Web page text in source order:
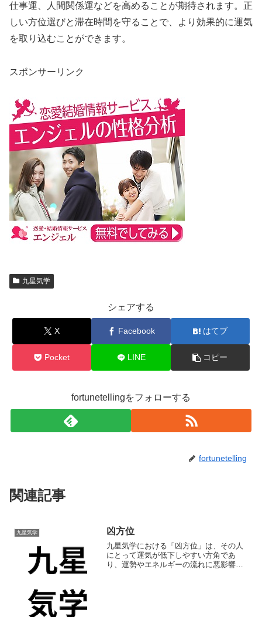
仕事運、人間関係運などを高めることが期待されます。正
しい方位選びと滞在時間を守ることで、より効果的に運気
を取り込むことができます。
スポンサーリンク
九星気学
シェアする
X Facebook はてブ
Pocket LINE コピー
fortunetellingをフォローする
fortunetelling
関連記事
九星気学 凶方位
九星気学における「凶方位」は、その人
にとって運気が低下しやすい方角であ
り、運勢やエネルギーの流れに悪影響を